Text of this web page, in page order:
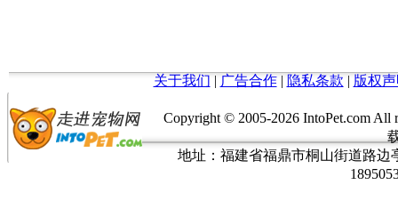
关于我们 | 广告合作| 隐私条款 | 版权
Copyright © 2005-2026 IntoPet.com
地址：福建省福鼎市桐山街道路边